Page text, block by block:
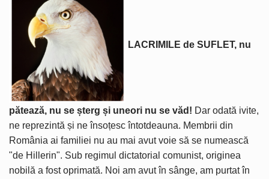
LACRIMILE de SUFLET, nu
pătează, nu se șterg și uneori nu se văd! Dar odată ivite,
ne reprezintă și ne însoțesc întotdeauna. Membrii din
România ai familiei nu au mai avut voie să se numească
"de Hillerin". Sub regimul dictatorial comunist, originea
nobilă a fost oprimată. Noi am avut în sânge, am purtat în